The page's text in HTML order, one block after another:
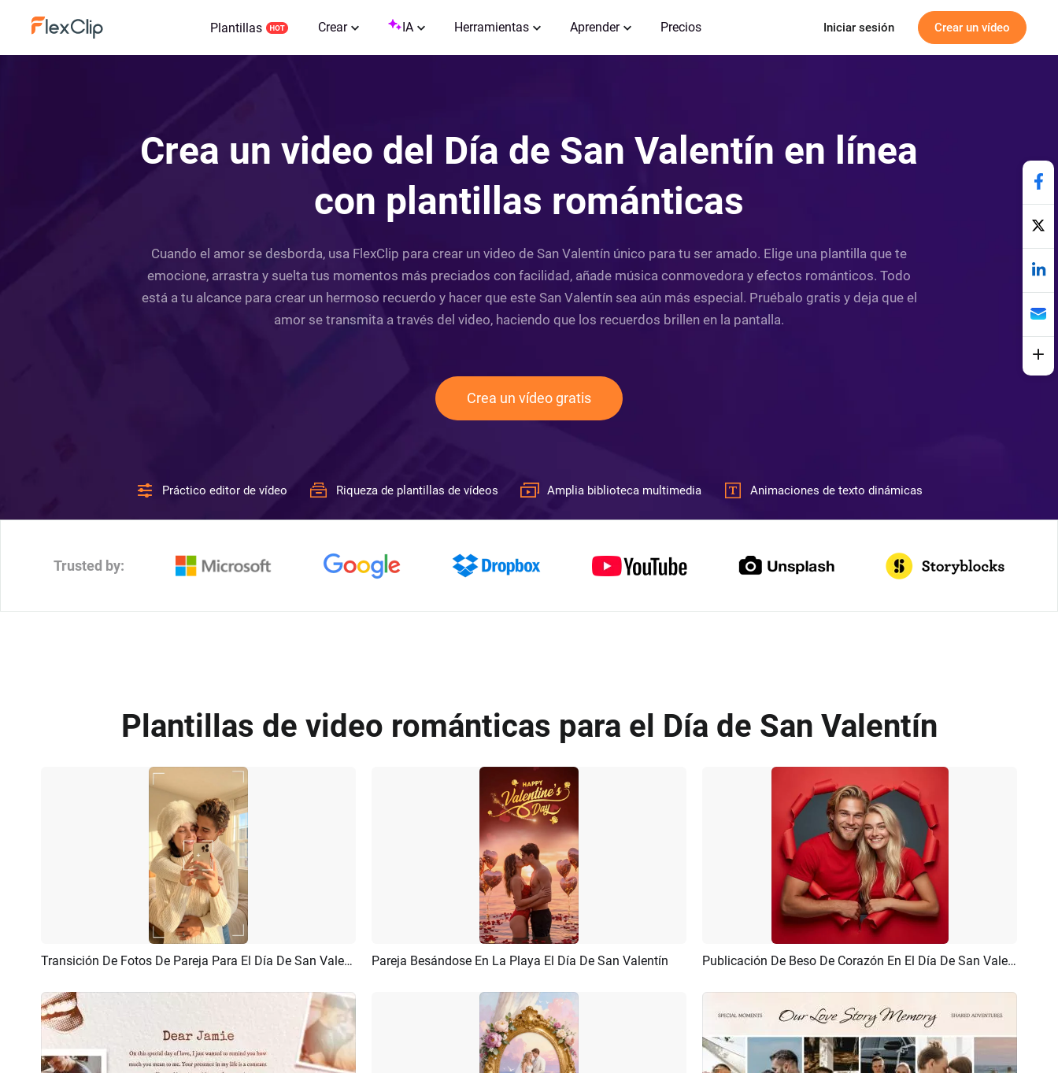
Plantillas Crear IA Herramientas Aprender Precios Iniciar sesión Crear un vídeo
Crea un video del Día de San Valentín en línea
con plantillas románticas
Cuando el amor se desborda, usa FlexClip para crear un video de San Valentín único para tu ser amado. Elige una plantilla que te
emocione, arrastra y suelta tus momentos más preciados con facilidad, añade música conmovedora y efectos románticos. Todo
está a tu alcance para crear un hermoso recuerdo y hacer que este San Valentín sea aún más especial. Pruébalo gratis y deja que el
amor se transmita a través del video, haciendo que los recuerdos brillen en la pantalla.
Crea un vídeo gratis
Práctico editor de vídeo Riqueza de plantillas de vídeos Amplia biblioteca multimedia Animaciones de texto dinámicas
Trusted by:
Plantillas de video románticas para el Día de San Valentín
Previsualizar Crear IA Transición De Fotos De Pareja Para El Día De San Valentín Previsualizar Crear IA
Pareja Besándose En La Playa El Día De San Valentín Previsualizar Crear IA Publicación De Beso De Corazón En El Día De San Valentín